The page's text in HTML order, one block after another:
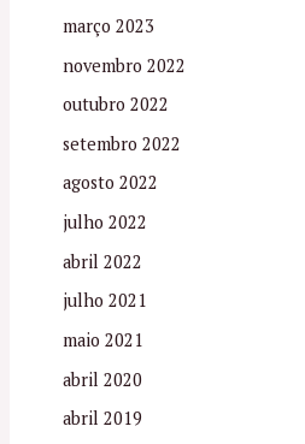
março 2023
novembro 2022
outubro 2022
setembro 2022
agosto 2022
julho 2022
abril 2022
julho 2021
maio 2021
abril 2020
abril 2019